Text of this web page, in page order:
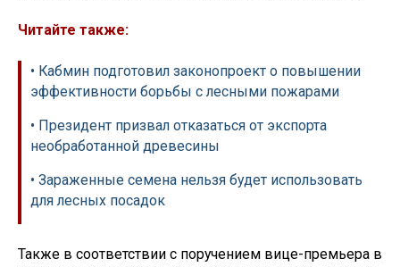
Читайте также:
• Кабмин подготовил законопроект о повышении
эффективности борьбы с лесными пожарами
• Президент призвал отказаться от экспорта
необработанной древесины
• Зараженные семена нельзя будет использовать
для лесных посадок
Также в соответствии с поручением вице-премьера в